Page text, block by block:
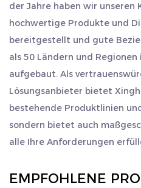
der Jahre haben wir unseren
hochwertige Produkte und
bereitgestellt und gute
als 50 Ländern und Regionen
aufgebaut. Als
Lösungsanbieter bietet
bestehende Produktlinien
sondern bietet auch
alle Ihre Anforderungen
EMPFOHLENE